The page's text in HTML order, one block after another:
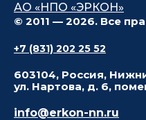
АО «НПО «ЭРКОН»
© 2011 — 2026. Все
+7 (831) 202 25 52
603104, Россия,
ул. Нартова, д. 6,
info@erkon-nn.ru